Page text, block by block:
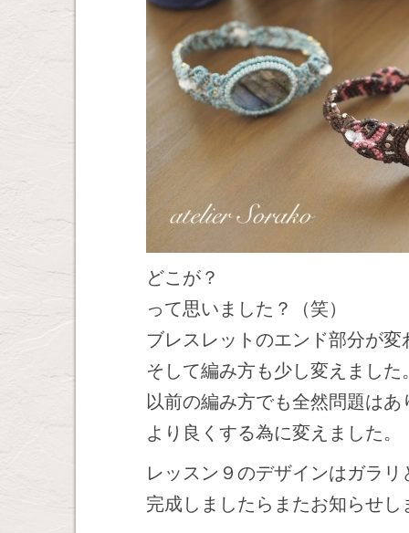
どこが？
って思いました？（笑）
ブレスレットのエンド部分が変
そして編み方も少し変えました
以前の編み方でも全然問題はあ
より良くする為に変えました。
レッスン９のデザインはガラ
完成しましたらまたお知らせし